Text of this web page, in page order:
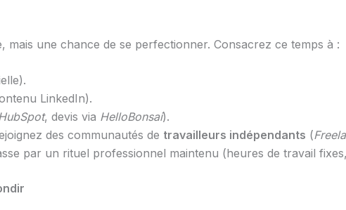
mais une chance de se perfectionner. Consacrez ce temps à :
LinkedIn).
, devis via HelloBonsai).
des communautés de travailleurs indépendants (
par un rituel professionnel maintenu (heures de travail